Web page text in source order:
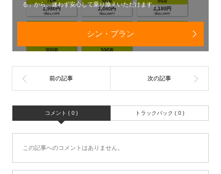
る」から、迷わず安心して乗り換えいただけます。
シン・プラン
コメント ( 0 ) トラックバック ( 0 )
この記事へのコメントはありません。